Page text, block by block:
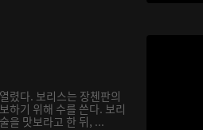
렸다. 보리스는 장첸판의
하기 위해 수를 쓴다. 보리
을 맛보라고 한 뒤, ...